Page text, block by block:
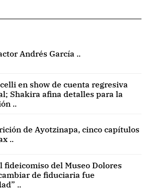
Andrés García ..
en show de cuenta regresiva
Shakira afina detalles para la
..
de Ayotzinapa, cinco capítulos
..
fideicomiso del Museo Dolores
de fiduciaria fue
..